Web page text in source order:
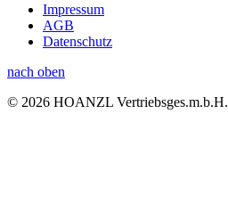
Impressum
AGB
Datenschutz
nach oben
© 2026 HOANZL Vertriebsges.m.b.H.